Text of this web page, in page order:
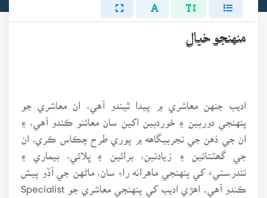
منهنجو خيال
اديب جنهن معاشري ۾ پيدا ٿيندو آهي، ان معاشري جو
پنهنجي دوربين ۽ خوردبين اکين سان معائنو ڪندو آهي، ۽
ان جي ذهن جي تجربيگاھه ۾ پوري طرح چڪاس ڪري، ان
جي گھٽتائين ۽ زيادتين، برائين ۽ ڀلائي، بيماري ۽
تندرستيءَ کي پنهنجي ماهرانه راءِ سان، ماڻهن جي آڏو پيش
ڪندو آهي. اهڙي اديب کي پنهنجي معاشري جو Specialist